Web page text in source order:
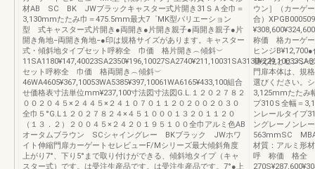
材AB SC BK JWブラックキャスター式片開き31ＳＡ全巾＝
3,130mmたたみ巾＝475.5mm最大7゜MK型バリエーション
型 式キャスター式片開き●両開き●片開き親子●両開き親子●片
開き角地−両開き角地−●印は規格サイズがあります。キャスター
式・傾斜地タイプセット呼称全 巾価 格片開き︵傾斜︶
セット呼称全 巾価 格両開き︵傾斜︶
46WA4605¥367,10053WA5385¥397,10061WA6165¥433,100組合
せ価格表寸法単位mm¥237,100寸法図寸法図G.L.１２０２７８２
００２０４５×２４４５×２４１０７０１１２０２００２０３０
全巾５°G.L１２０２７８２４×４５１０００１３２０１１２０
（１３．２）２００４５×２４２０１９５１００全巾アルミ色AB
オータムブラウン SCシャイングレー BKブラック JWホワ
イト伸縮門扉カーゲートセレビューF/Mシリーズ最大傾斜角度
上がり7°、下り5°まで取り付けができる、傾斜地タイプ（キャ
スター式）です。は受注生産品です。は受注生産品です。7°●上
ウン］（カーゲ
合）
称価 格カーゲー
ヒンジ
替え柱とヒンジ
門扉本体は、規
選びください。
3,125mmたたみ
プ310Ｓ全幅＝
ンレールタイプ
ングレーノンレ
563mmSC
材質：アルミ形
呼 称価 格全 幅